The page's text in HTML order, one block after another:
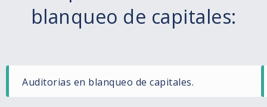
blanqueo de capitales:
Auditorias en blanqueo de capitales.